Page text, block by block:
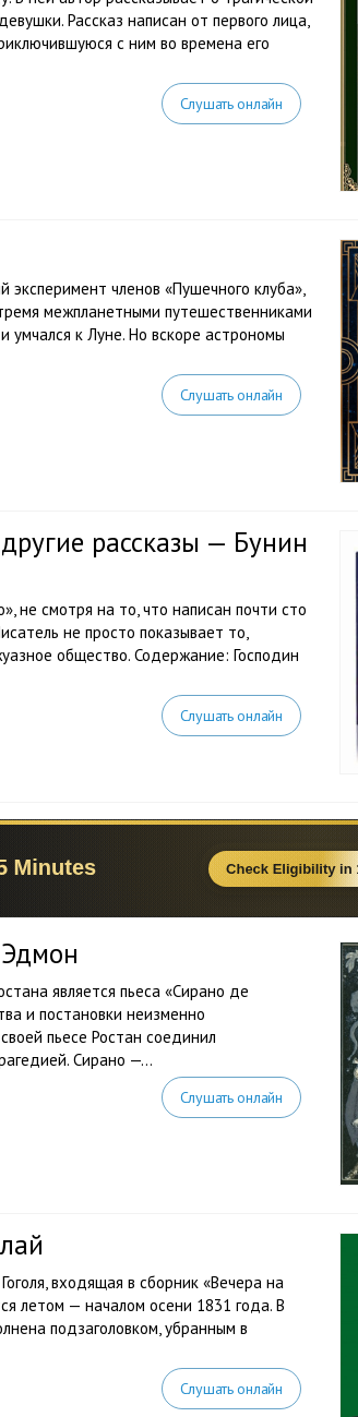
Рассказ написан от первого лица,
с ним во времена его
Слушать онлайн
членов «Пушечного клуба»,
межпланетными путешественниками
умчался к Луне. Но вскоре астрономы
Слушать онлайн
рассказы — Бунин
не смотря на то, что написан почти сто
не просто показывает то,
общество. Содержание: Господин
Слушать онлайн
является пьеса «Сирано де
и постановки неизменно
пьесе Ростан соединил
Сирано —...
Слушать онлайн
входящая в сборник «Вечера на
летом — началом осени 1831 года. В
подзаголовком, убранным в
Слушать онлайн